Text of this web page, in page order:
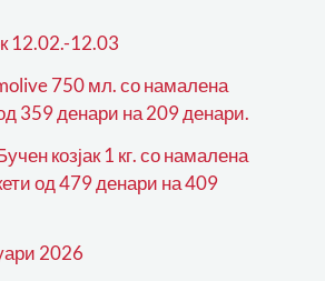
12.02.-12.03
750 мл. со намалена
359 денари на 209 денари.
козјак 1 кг. со намалена
од 479 денари на 409
2026